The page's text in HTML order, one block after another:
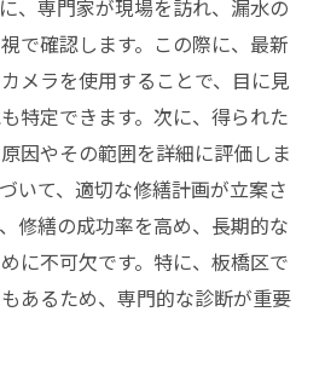
、専門家が現場を訪れ、漏水の
で確認します。この際に、最新
メラを使用することで、目に見
特定できます。次に、得られた
因やその範囲を詳細に評価しま
いて、適切な修繕計画が立案さ
修繕の成功率を高め、長期的な
に不可欠です。特に、板橋区で
あるため、専門的な診断が重要